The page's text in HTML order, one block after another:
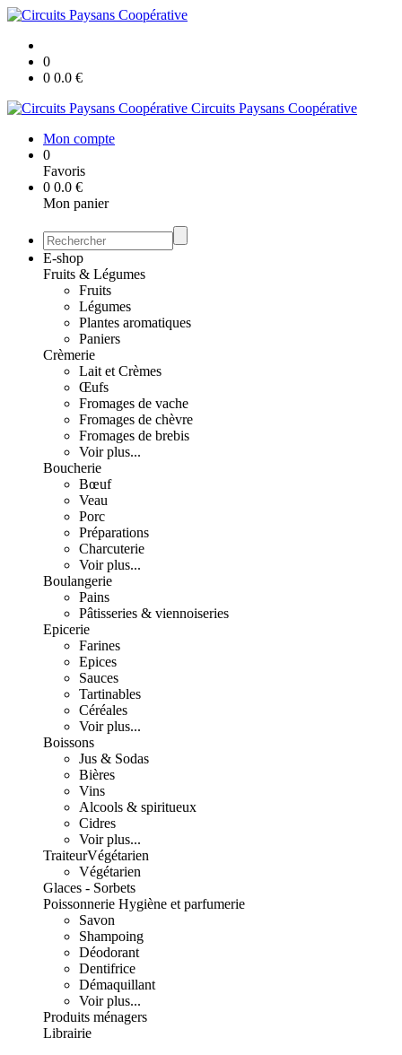
0
0 0.0 €
Circuits Paysans Coopérative
Mon compte
0
Favoris
0 0.0 €
Mon panier
E-shop
Fruits & Légumes
Fruits
Légumes
Plantes aromatiques
Paniers
Crèmerie
Lait et Crèmes
Œufs
Fromages de vache
Fromages de chèvre
Fromages de brebis
Voir plus...
Boucherie
Bœuf
Veau
Porc
Préparations
Charcuterie
Voir plus...
Boulangerie
Pains
Pâtisseries & viennoiseries
Epicerie
Farines
Epices
Sauces
Tartinables
Céréales
Voir plus...
Boissons
Jus & Sodas
Bières
Vins
Alcools & spiritueux
Cidres
Voir plus...
TraiteurVégétarien
Végétarien
Glaces - Sorbets
Poissonnerie Hygiène et parfumerie
Savon
Shampoing
Déodorant
Dentifrice
Démaquillant
Voir plus...
Produits ménagers
Librairie